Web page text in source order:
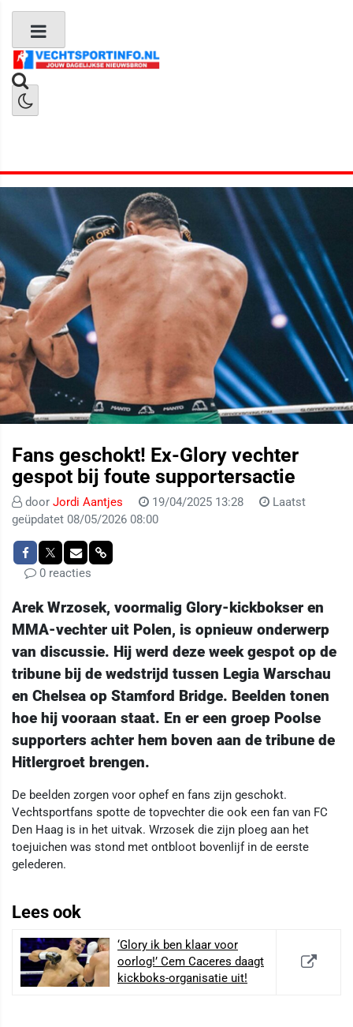
Fans geschokt! Ex-Glory vechter
gespot bij foute supportersactie
door Jordi Aantjes 19/04/2025 13:28
Laatst
geüpdatet 08/05/2026 08:00
0 reacties
Arek Wrzosek, voormalig Glory-kickbokser en
MMA-vechter uit Polen, is opnieuw onderwerp
van discussie. Hij werd deze week gespot op de
tribune bij de wedstrijd tussen Legia Warschau
en Chelsea op Stamford Bridge. Beelden tonen
hoe hij vooraan staat. En er een groep Poolse
supporters achter hem boven aan de tribune de
Hitlergroet brengen.
De beelden zorgen voor ophef en fans zijn geschokt.
Vechtsportfans spotte de topvechter die ook een fan van FC
Den Haag is in het uitvak. Wrzosek die zijn ploeg aan het
toejuichen was stond met ontbloot bovenlijf in de eerste
gelederen.
Lees ook
‘Glory ik ben klaar voor
oorlog!’ Cem Caceres daagt
kickboks-organisatie uit!